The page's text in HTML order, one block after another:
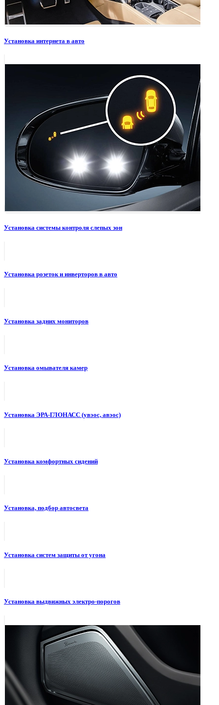
Установка интернета в авто
Установка системы контроля слепых зон
Установка розеток и инверторов в авто
Установка задних мониторов
Установка омывателя камер
Установка ЭРА-ГЛОНАСС (увэос, авэос)
Установка комфортных сидений
Установка, подбор автосвета
Установка систем защиты от угона
Установка выдвижных электро-порогов